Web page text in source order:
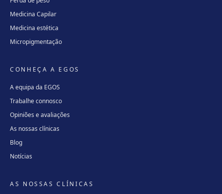
Medicina Capilar
Medicina estética
Micropigmentação
CONHEÇA A EGOS
A equipa da EGOS
Trabalhe connosco
Opiniões e avaliações
As nossas clínicas
Blog
Notícias
AS NOSSAS CLÍNICAS